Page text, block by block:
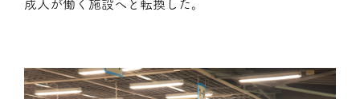
成人が働く施設へと転換した。